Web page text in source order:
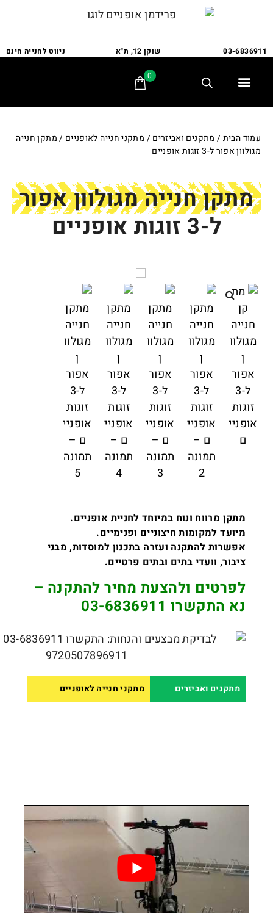
03-6836911 שוקן 12, ת"א ניווט לחנייה חינם
0
עמוד הבית/ מתקנים ואביזרים/ מתקני חנייה לאופניים / מתקן חנייה
מגולוון אפור ל-3 זוגות אופניים
מתקן חנייה מגולוון אפור
ל-3 זוגות אופניים
מתקן מרווח ונוח במיוחד לחניית אופניים.
מיועד למקומות חיצוניים ופנימיים.
אפשרות להתקנה ועזרה בתכנון למוסדות, מבני
ציבור, וועדי בתים ובתים פרטיים.
לפרטים ולהצעת מחיר להתקנה –
נא התקשרו 03-6836911
מתקנים ואביזרים מתקני חנייה לאופניים